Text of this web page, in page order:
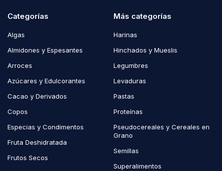
Categorías
Algas
Almidones y Espesantes
Arroces
Azúcares y Edulcorantes
Cacao y Derivados
Copos
Especias y Condimentos
Fruta Deshidratada
Frutos Secos
Más categorías
Harinas
Hinchados y Mueslis
Legumbres
Levaduras
Pastas
Proteínas
Pseudocereales y Cereales en
Grano
Semillas
Superalimentos